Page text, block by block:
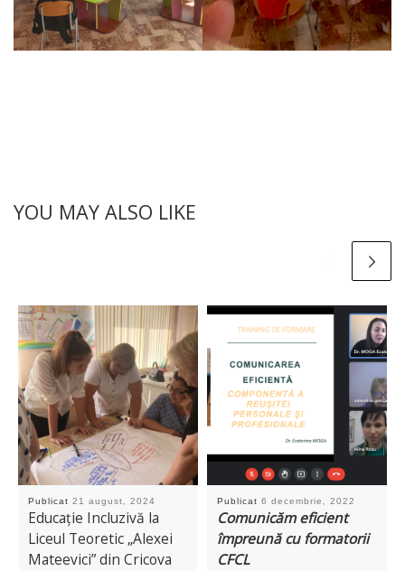
YOU MAY ALSO LIKE
Publicat21 august, 2024
Educație Incluzivă la
Liceul Teoretic „Alexei
Mateevici” din Cricova
Publicat6 decembrie, 2022
Comunicăm eficient
împreună cu formatorii
CFCL